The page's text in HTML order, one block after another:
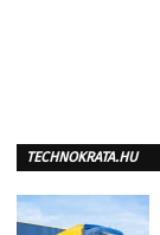
TECHNOKRATA.HU